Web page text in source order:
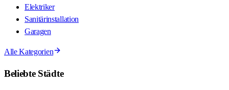
Elektriker
Sanitärinstallation
Garagen
Alle Kategorien
Beliebte Städte